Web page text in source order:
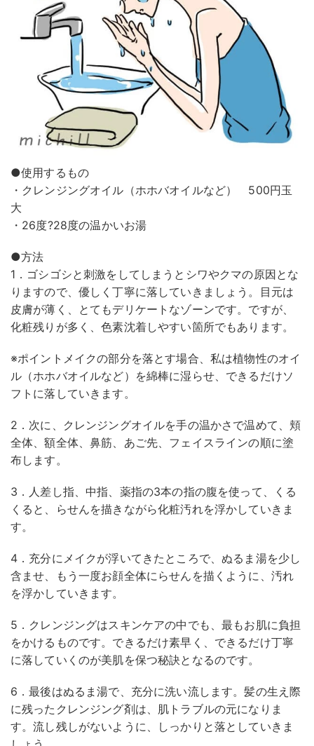
●使用するもの
・クレンジングオイル（ホホバオイルなど） 500円玉
大
・26度?28度の温かいお湯
●方法
1．ゴシゴシと刺激をしてしまうとシワやクマの原因とな
りますので、優しく丁寧に落していきましょう。目元は
皮膚が薄く、とてもデリケートなゾーンです。ですが、
化粧残りが多く、色素沈着しやすい箇所でもあります。
※ポイントメイクの部分を落とす場合、私は植物性のオイ
ル（ホホバオイルなど）を綿棒に湿らせ、できるだけソ
フトに落していきます。
2．次に、クレンジングオイルを手の温かさで温めて、頬
全体、額全体、鼻筋、あご先、フェイスラインの順に塗
布します。
3．人差し指、中指、薬指の3本の指の腹を使って、くる
くると、らせんを描きながら化粧汚れを浮かしていきま
す。
4．充分にメイクが浮いてきたところで、ぬるま湯を少し
含ませ、もう一度お顔全体にらせんを描くように、汚れ
を浮かしていきます。
5．クレンジングはスキンケアの中でも、最もお肌に負担
をかけるものです。できるだけ素早く、できるだけ丁寧
に落していくのが美肌を保つ秘訣となるのです。
6．最後はぬるま湯で、充分に洗い流します。髪の生え際
に残ったクレンジング剤は、肌トラブルの元になりま
す。流し残しがないように、しっかりと落としていきま